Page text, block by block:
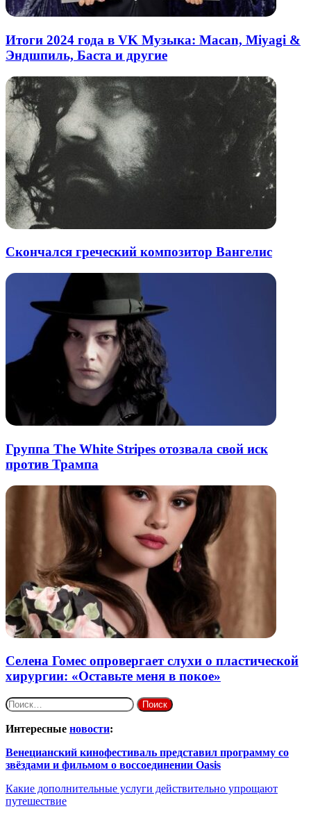
Итоги 2024 года в VK Музыка: Macan, Miyagi &
Эндшпиль, Баста и другие
Скончался греческий композитор Вангелис
Группа The White Stripes отозвала свой иск
против Трампа
Селена Гомес опровергает слухи о пластической
хирургии: «Оставьте меня в покое»
Найти:
Интересные новости:
Венецианский кинофестиваль представил программу со
звёздами и фильмом о воссоединении Oasis
Какие дополнительные услуги действительно упрощают
путешествие